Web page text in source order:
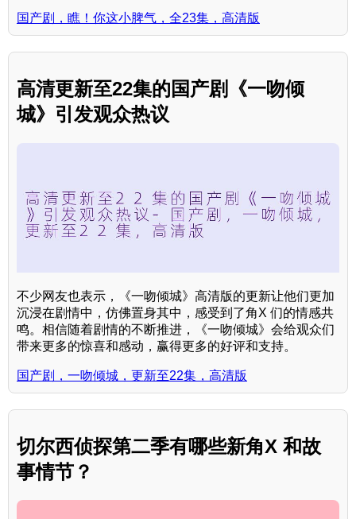
国产剧，瞧！你这小脾气，全23集，高清版
高清更新至22集的国产剧《一吻倾
城》引发观众热议
不少网友也表示，《一吻倾城》高清版的更新让他们更加
沉浸在剧情中，仿佛置身其中，感受到了角X 们的情感共
鸣。相信随着剧情的不断推进，《一吻倾城》会给观众们
带来更多的惊喜和感动，赢得更多的好评和支持。
国产剧，一吻倾城，更新至22集，高清版
切尔西侦探第二季有哪些新角X 和故
事情节？